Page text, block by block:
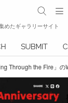
めたギャラリーサイト
SUBMIT
Through the Fire」の